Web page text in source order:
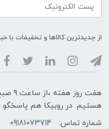
از جدیدترین کالاها و تخفیفات با
هستیم. در روبیکا هم
شماره تماس:
09181073714